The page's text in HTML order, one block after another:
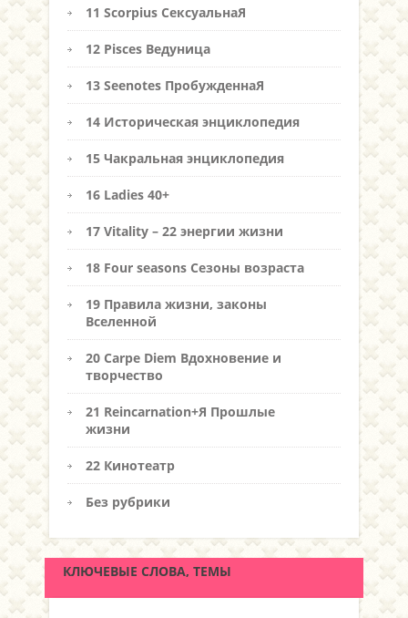
11 Scorpius СексуальнаЯ
12 Pisces Ведуница
13 Seenotes ПробужденнаЯ
14 Историческая энциклопедия
15 Чакральная энциклопедия
16 Ladies 40+
17 Vitality – 22 энергии жизни
18 Four seasons Сезоны возраста
19 Правила жизни, законы
Вселенной
20 Carpe Diem Вдохновение и
творчество
21 Reincarnation+Я Прошлые
жизни
22 Кинотеатр
Без рубрики
КЛЮЧЕВЫЕ СЛОВА, ТЕМЫ